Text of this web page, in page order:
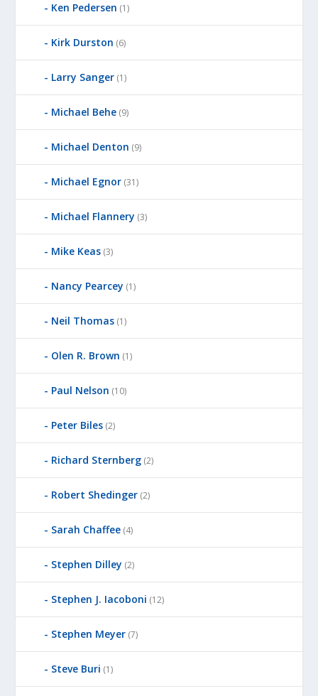
Ken Pedersen (1)
Kirk Durston (6)
Larry Sanger (1)
Michael Behe (9)
Michael Denton (9)
Michael Egnor (31)
Michael Flannery (3)
Mike Keas (3)
Nancy Pearcey (1)
Neil Thomas (1)
Olen R. Brown (1)
Paul Nelson (10)
Peter Biles (2)
Richard Sternberg (2)
Robert Shedinger (2)
Sarah Chaffee (4)
Stephen Dilley (2)
Stephen J. Iacoboni (12)
Stephen Meyer (7)
Steve Buri (1)